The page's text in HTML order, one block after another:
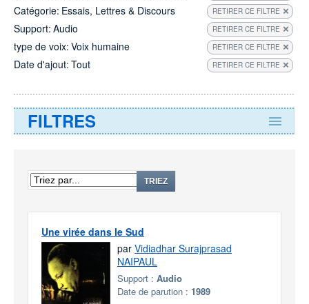
Catégorie: Essais, Lettres & Discours RETIRER CE FILTRE
Support: Audio RETIRER CE FILTRE
type de voix: Voix humaine RETIRER CE FILTRE
Date d'ajout: Tout RETIRER CE FILTRE
FILTRES
TRIEZ
Une virée dans le Sud
par Vidiadhar Surajprasad
NAIPAUL
Support : Audio
Date de parution : 1989